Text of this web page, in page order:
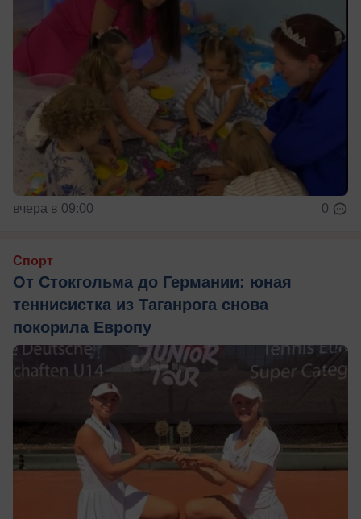
вчера в 09:00 0
Спорт
От Стокгольма до Германии: юная
теннисистка из Таганрога снова
покорила Европу